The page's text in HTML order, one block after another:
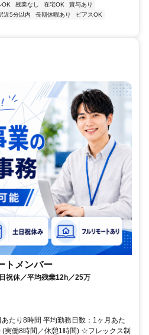
OK 残業なし 在宅OK
賞与あり
近5分以内 長期休暇あり
ピアスOK
トメンバー
祝休／平均残業12h／25万
たり8時間 平均勤務日数：1ヶ月あた
実働8時間／休憩1時間) ☆フレックス制